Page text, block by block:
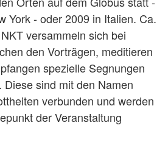
York - oder 2009 in Italien. Ca.
versammeln sich bei
den Vorträgen, meditieren
spezielle Segnungen
Diese sind mit den Namen
verbunden und werden
der Veranstaltung